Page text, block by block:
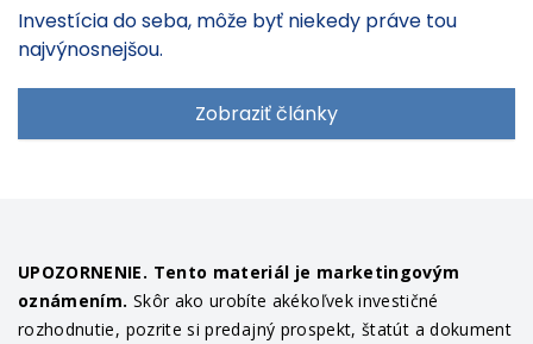
Investícia do seba, môže byť niekedy práve tou
najvýnosnejšou.
Zobraziť články
UPOZORNENIE. Tento materiál je marketingovým
oznámením. Skôr ako urobíte akékoľvek investičné
rozhodnutie, pozrite si predajný prospekt, štatút a dokument